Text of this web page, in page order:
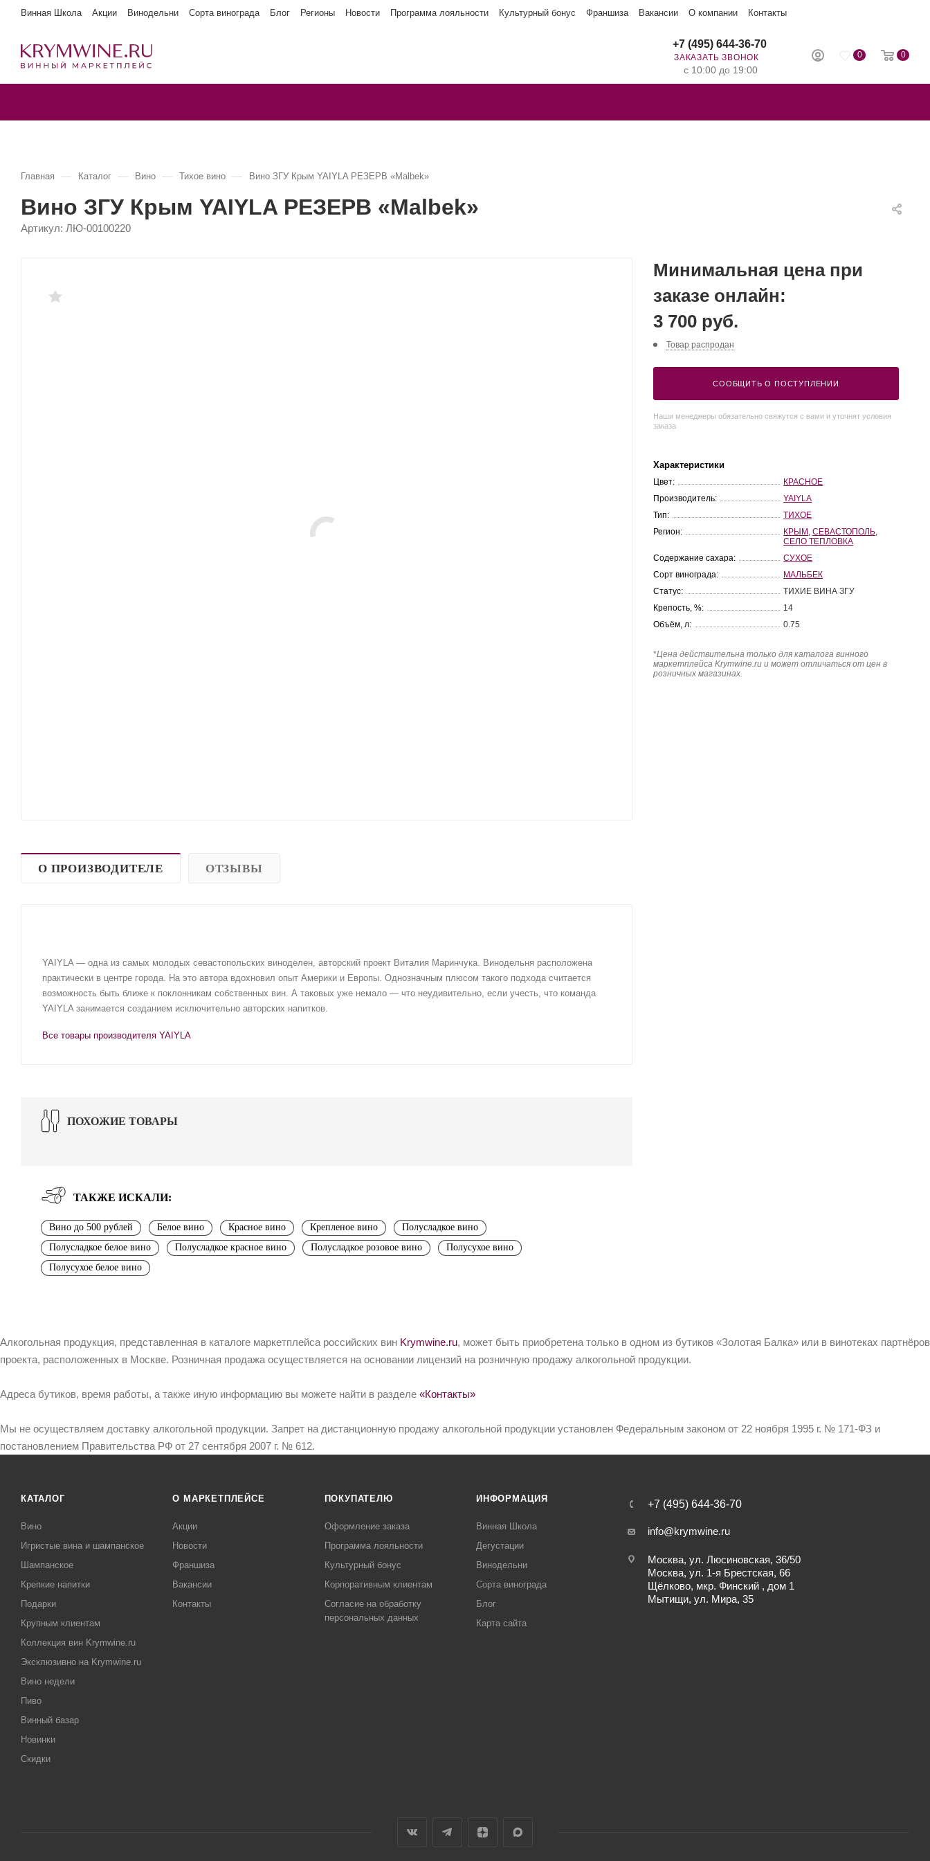
Винная Школа Акции Винодельни Сорта винограда Блог Регионы Новости Программа лояльности Культурный бонус Франшиза Вакансии О компании Контакты
0 0
+7 (495) 644-36-70
ЗАКАЗАТЬ ЗВОНОК
с 10:00 до 19:00
Главная — Каталог — Вино — Тихое вино — Вино ЗГУ Крым YAIYLA РЕЗЕРВ «Malbek»
Вино ЗГУ Крым YAIYLA РЕЗЕРВ «Malbek»
Артикул: ЛЮ-00100220
О ПРОИЗВОДИТЕЛЕ ОТЗЫВЫ
YAIYLA — одна из самых молодых севастопольских виноделен, авторский проект Виталия Маринчука. Винодельня расположена
практически в центре города. На это автора вдохновил опыт Америки и Европы. Однозначным плюсом такого подхода считается
возможность быть ближе к поклонникам собственных вин. А таковых уже немало — что неудивительно, если учесть, что команда
YAIYLA занимается созданием исключительно авторских напитков.
Все товары производителя YAIYLA
ПОХОЖИЕ ТОВАРЫ
ТАКЖЕ ИСКАЛИ:
Вино до 500 рублей Белое вино Красное вино Крепленое вино
Полусладкое вино
Полусладкое белое вино
Полусладкое красное вино Полусладкое розовое вино
Полусухое вино
Полусухое белое вино
Минимальная цена при
заказе онлайн:
3 700 руб.
Товар распродан
СООБЩИТЬ О ПОСТУПЛЕНИИ
Наши менеджеры обязательно свяжутся с вами и уточнят условия
заказа
Характеристики
Цвет:
КРАСНОЕ
Производитель:
YAIYLA
Тип:
ТИХОЕ
Регион:
КРЫМ ,СЕВАСТОПОЛЬ
СЕЛО ТЕПЛОВКА
Содержание сахара:
СУХОЕ
Сорт винограда:
МАЛЬБЕК
Статус:
ТИХИЕ ВИНА ЗГУ
Крепость, %:
14
Объём, л:
0.75
*Цена действительна только для каталога винного
маркетплейса Krymwine.ru и может отличаться от цен в
розничных магазинах.
Алкогольная продукция, представленная в каталоге маркетплейса российских вин Krymwine.ru, может быть приобретена только в одном из бутиков «Золотая Балка» или в винотеках партнёров
проекта, расположенных в Москве. Розничная продажа осуществляется на основании лицензий на розничную продажу алкогольной продукции.
Адреса бутиков, время работы, а также иную информацию вы можете найти в разделе «Контакты»
Мы не осуществляем доставку алкогольной продукции. Запрет на дистанционную продажу алкогольной продукции установлен Федеральным законом от 22 ноября 1995 г. № 171-ФЗ и
постановлением Правительства РФ от 27 сентября 2007 г. № 612.
КАТАЛОГ
Вино
Игристые вина и шампанское
Шампанское
Крепкие напитки
Подарки
Крупным клиентам
Коллекция вин Krymwine.ru
Эксклюзивно на Krymwine.ru
Вино недели
Пиво
Винный базар
Новинки
Скидки
О МАРКЕТПЛЕЙСЕ
Акции
Новости
Франшиза
Вакансии
Контакты
ПОКУПАТЕЛЮ
Оформление заказа
Программа лояльности
Культурный бонус
Корпоративным клиентам
Согласие на обработку
персональных данных
ИНФОРМАЦИЯ
Винная Школа
Дегустации
Винодельни
Сорта винограда
Блог
Карта сайта
+7 (495) 644-36-70
info@krymwine.ru
Москва, ул. Люсиновская, 36/50
Москва, ул. 1-я Брестская, 66
Щёлково, мкр. Финский , дом 1
Мытищи, ул. Мира, 35